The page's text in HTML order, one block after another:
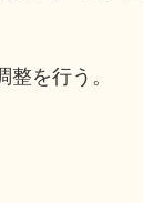
を行う。